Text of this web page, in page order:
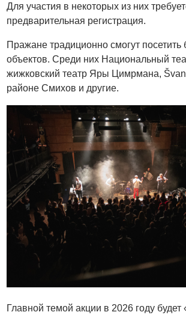
Для участия в некоторых из них
предварительная регистрация.
Пражане традиционно смогут посетить
объектов. Среди них Национальный
жижковский театр Яры Цимрмана,
районе Смихов и другие.
Главной темой акции в 2026 году будет